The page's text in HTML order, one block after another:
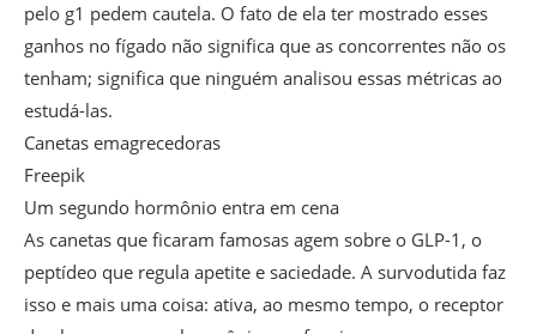
pelo g1 pedem cautela. O fato de ela ter mostrado esses
ganhos no fígado não significa que as concorrentes não os
tenham; significa que ninguém analisou essas métricas ao
estudá-las.
Canetas emagrecedoras
Freepik
Um segundo hormônio entra em cena
As canetas que ficaram famosas agem sobre o GLP-1, o
peptídeo que regula apetite e saciedade. A survodutida faz
isso e mais uma coisa: ativa, ao mesmo tempo, o receptor